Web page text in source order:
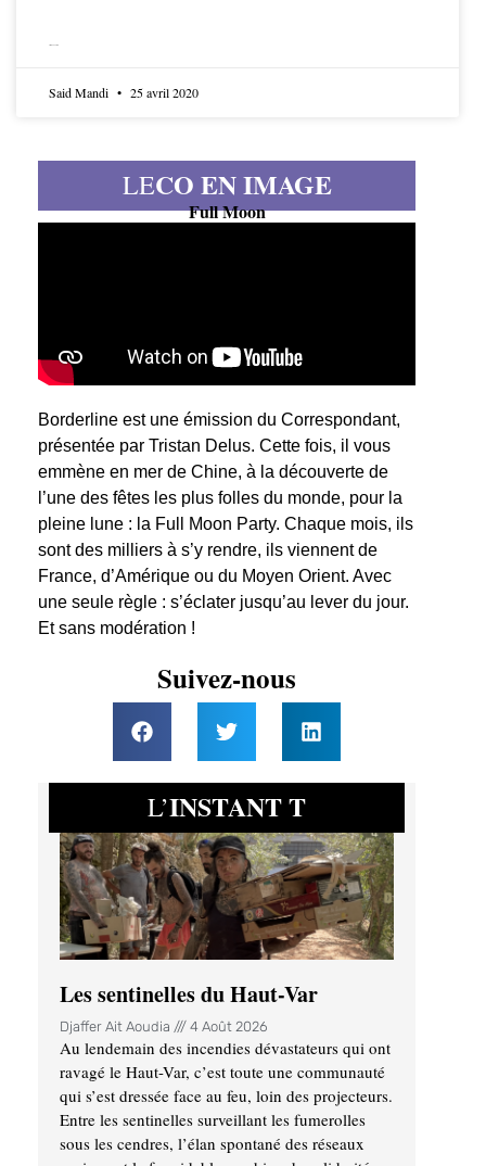
Said Mandi 25 avril 2020
LECO EN IMAGE
Full Moon
Borderline est une émission du Correspondant,
présentée par Tristan Delus. Cette fois, il vous
emmène en mer de Chine, à la découverte de
l’une des fêtes les plus folles du monde, pour la
pleine lune : la Full Moon Party. Chaque mois, ils
sont des milliers à s’y rendre, ils viennent de
France, d’Amérique ou du Moyen Orient. Avec
une seule règle : s’éclater jusqu’au lever du jour.
Et sans modération !
Suivez-nous
L’INSTANT T
Les sentinelles du Haut-Var
Djaffer Ait Aoudia 4 Août 2026
Au lendemain des incendies dévastateurs qui ont
ravagé le Haut-Var, c’est toute une communauté
qui s’est dressée face au feu, loin des projecteurs.
Entre les sentinelles surveillant les fumerolles
sous les cendres, l’élan spontané des réseaux